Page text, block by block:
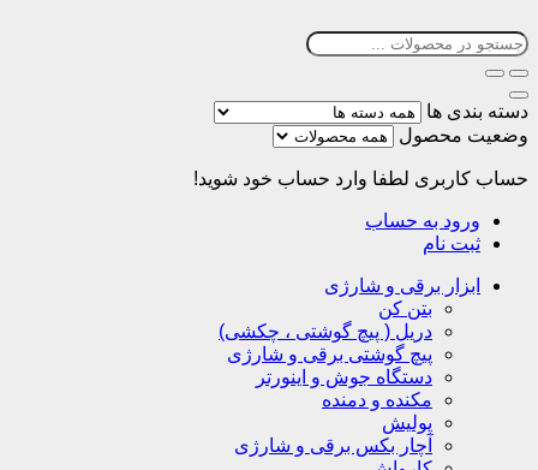
دسته بندی ها
وضعیت محصول
حساب کاربری لطفا وارد حساب خود شوید!
ورود به حساب
ثبت نام
ابزار برقی و شارژی
بتن کن
دریل ( پیچ گوشتی ، چکشی)
پیچ گوشتی برقی و شارژی
دستگاه جوش و اینورتر
مکنده و دمنده
پولیش
آچار بکس برقی و شارژی